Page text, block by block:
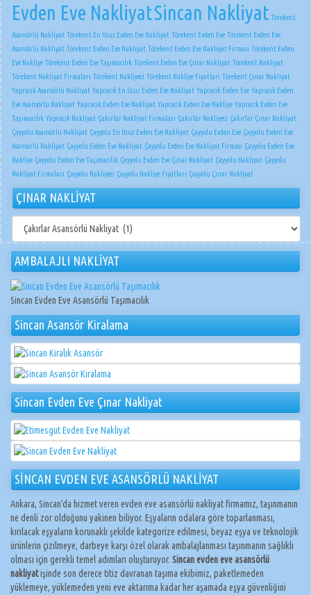
Evden Eve NakliyatSincan Nakliyat Törekent
Asansörlü Nakliyat Törekent En Ucuz Evden Eve Nakliyat Törekent Evden Eve Törekent Evden Eve
Asansörlü Nakliyat Törekent Evden Eve Nakliyat Törekent Evden Eve Nakliyat Firması Törekent Evden
Eve Nakliye Törekent Evden Eve Taşımacılık Törekent Evden Eve Çınar Nakliyat Törekent Nakliyat
Törekent Nakliyat Firmaları Törekent Nakliyeci Törekent Nakliye Fiyatları Törekent Çınar Nakliyat
Yapracık Asansörlü Nakliyat Yapracık En Ucuz Evden Eve Nakliyat Yapracık Evden Eve Yapracık Evden
Eve Asansörlü Nakliyat Yapracık Evden Eve Nakliyat Yapracık Evden Eve Nakliye Yapracık Evden Eve
Taşımacılık Yapracık Nakliyat Çakırlar Nakliyat Firmaları Çakırlar Nakliyeci Çakırlar Çınar Nakliyat
Çayyolu Asansörlü Nakliyat Çayyolu En Ucuz Evden Eve Nakliyat Çayyolu Evden Eve Çayyolu Evden Eve
Asansörlü Nakliyat Çayyolu Evden Eve Nakliyat Çayyolu Evden Eve Nakliyat Firması Çayyolu Evden Eve
Nakliye Çayyolu Evden Eve Taşımacılık Çayyolu Evden Eve Çınar Nakliyat Çayyolu Nakliyat Çayyolu
Nakliyat Firmaları Çayyolu Nakliyeci Çayyolu Nakliye Fiyatları Çayyolu Çınar Nakliyat
ÇINAR NAKLİYAT
NAKLİYAT
AMBALAJLI NAKLİYAT
Sincan Evden Eve Asansörlü Taşımacılık
Sincan Asansör Kiralama
Sincan Evden Eve Çınar Nakliyat
SİNCAN EVDEN EVE ASANSÖRLÜ NAKLİYAT
Ankara, Sincan’da hizmet veren evden eve asansörlü nakliyat firmamız, taşınmanın
ne denli zor olduğunu yakinen biliyor. Eşyaların odalara göre toparlanması,
kırılacak eşyaların korunaklı şekilde kategorize edilmesi, beyaz eşya ve teknolojik
ürünlerin çizilmeye, darbeye karşı özel olarak ambalajlanması taşınmanın sağlıklı
olması için gerekli temel adımları oluşturuyor. Sincan evden eve asansörlü
nakliyatişinde son derece titiz davranan taşıma ekibimiz, paketlemeden
yüklemeye, yüklemeden yeni eve aktarıma kadar her aşamada eşya güvenliğini